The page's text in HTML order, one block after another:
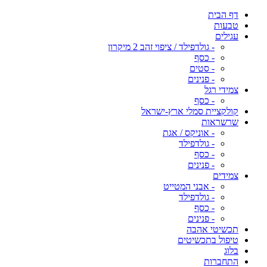
דף הבית
טבעות
עגילים
- גולדפילד / ציפוי זהב 2 מיקרון
- כסף
- סטים
- פנינים
צמידי רגל
- כסף
קולקציית סמלי ארץ-ישראל
שרשראות
- אוניקס / אגת
- גולדפילד
- כסף
- פנינים
צמידים
- אבני המטייט
- גולדפילד
- כסף
- פנינים
תכשיטי אהבה
טיפול בתכשיטים
בלוג
התחברות